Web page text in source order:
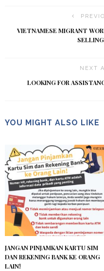
VIETNAMESE MIGRANT
NEXT
LOOKING FOR
YOU MIGHT ALSO LIKE
JANGAN PINJAMKAN KARTU SIM
DAN REKENING BANK KE ORANG
LAIN!